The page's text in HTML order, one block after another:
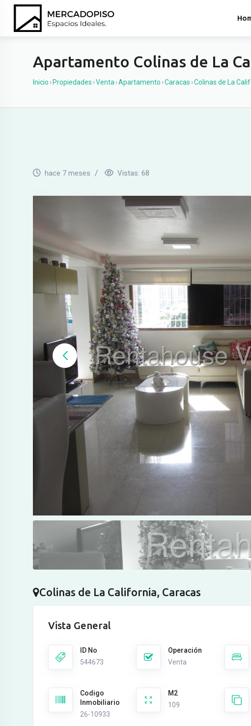
Apartamento Colinas de La
Inicio › Propiedades ›Venta ›Apartamento ›Caracas ›Colinas de La
hace 7 meses Vistas: 68
Colinas de La California, Caracas
Vista General
ID No
544673
Operación
Venta
Codigo
Inmobiliario
26-10933
M2
109